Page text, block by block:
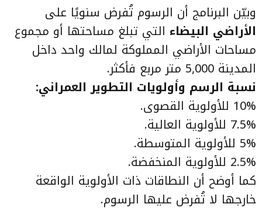
وبيّن البرنامج أن الرسوم تُفرض سنويًا على
الأراضي البيضاء التي تبلغ مساحتها أو مجموع
مساحات الأراضي المملوكة لمالك واحد داخل
المدينة 5,000 متر مربع فأكثر.
نسبة الرسم وأولويات التطوير العمراني:
10% للأولوية القصوى.
7.5% للأولوية العالية.
5% للأولوية المتوسطة.
2.5% للأولوية المنخفضة.
كما أوضح أن النطاقات ذات الأولوية الواقعة
خارجها لا تُفرض عليها الرسوم.